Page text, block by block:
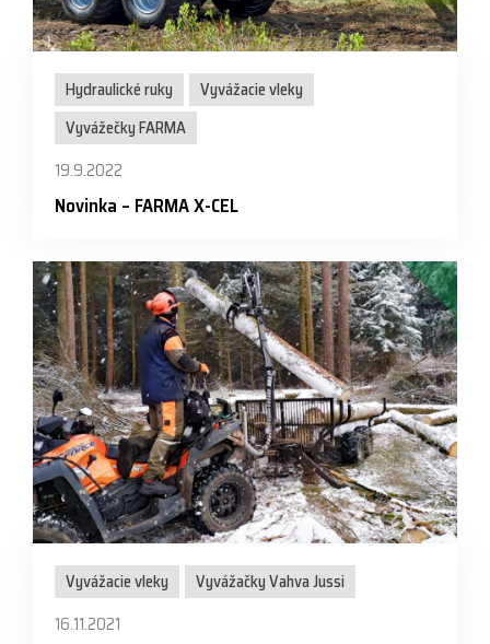
Hydraulické ruky
Vyvážacie vleky
Vyvážečky FARMA
19.9.2022
Novinka – FARMA X-CEL
Vyvážacie vleky
Vyvážačky Vahva Jussi
16.11.2021